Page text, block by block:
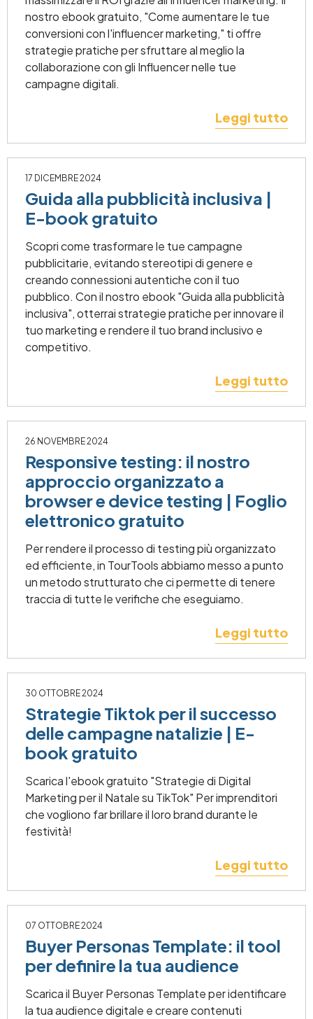
nostro ebook gratuito, "Come aumentare le tue
conversioni con l'influencer marketing," ti offre
strategie pratiche per sfruttare al meglio la
collaborazione con gli Influencer nelle tue
campagne digitali.
Leggi tutto
17 DICEMBRE 2024
Guida alla pubblicità inclusiva |
E-book gratuito
Scopri come trasformare le tue campagne
pubblicitarie, evitando stereotipi di genere e
creando connessioni autentiche con il tuo
pubblico. Con il nostro ebook "Guida alla pubblicità
inclusiva", otterrai strategie pratiche per innovare il
tuo marketing e rendere il tuo brand inclusivo e
competitivo.
Leggi tutto
26 NOVEMBRE 2024
Responsive testing: il nostro
approccio organizzato a
browser e device testing | Foglio
elettronico gratuito
Per rendere il processo di testing più organizzato
ed efficiente, in TourTools abbiamo messo a punto
un metodo strutturato che ci permette di tenere
traccia di tutte le verifiche che eseguiamo.
Leggi tutto
30 OTTOBRE 2024
Strategie Tiktok per il successo
delle campagne natalizie | E-
book gratuito
Scarica l'ebook gratuito "Strategie di Digital
Marketing per il Natale su TikTok" Per imprenditori
che vogliono far brillare il loro brand durante le
festività!
Leggi tutto
07 OTTOBRE 2024
Buyer Personas Template: il tool
per definire la tua audience
Scarica il Buyer Personas Template per identificare
la tua audience digitale e creare contenuti